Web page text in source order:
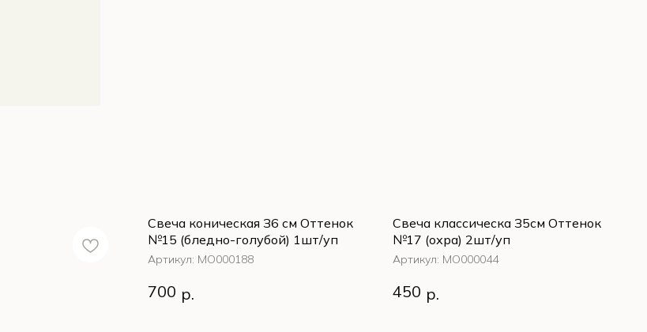
Свеча коническая З6 см Оттенок
№15 (бледно-голубой) 1шт/уп
Артикул: MО000188
Свеча коническая З6 см Оттенок
№15 (бледно-голубой) 1шт/уп
700 р.
Свеча классическа З5см Оттенок
№17 (охра) 2шт/уп
Артикул: MО000044
Свеча классическа З5см Оттенок
№17 (охра) 2шт/уп
450 р.